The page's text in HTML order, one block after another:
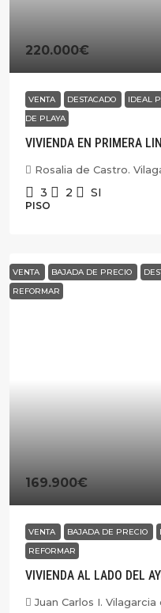
220.000€
VENTA DESTACADO IDEAL
DE PLAYA
VIVIENDA EN PRIMERA
Rosalia de Castro.
3 2 SI
PISO
VENTA BAJADA DE PRECIO
REFORMAR
169.900€
VENTA BAJADA DE PRECIO
REFORMAR
VIVIENDA AL LADO DEL
Juan Carlos I. Vilagarcia